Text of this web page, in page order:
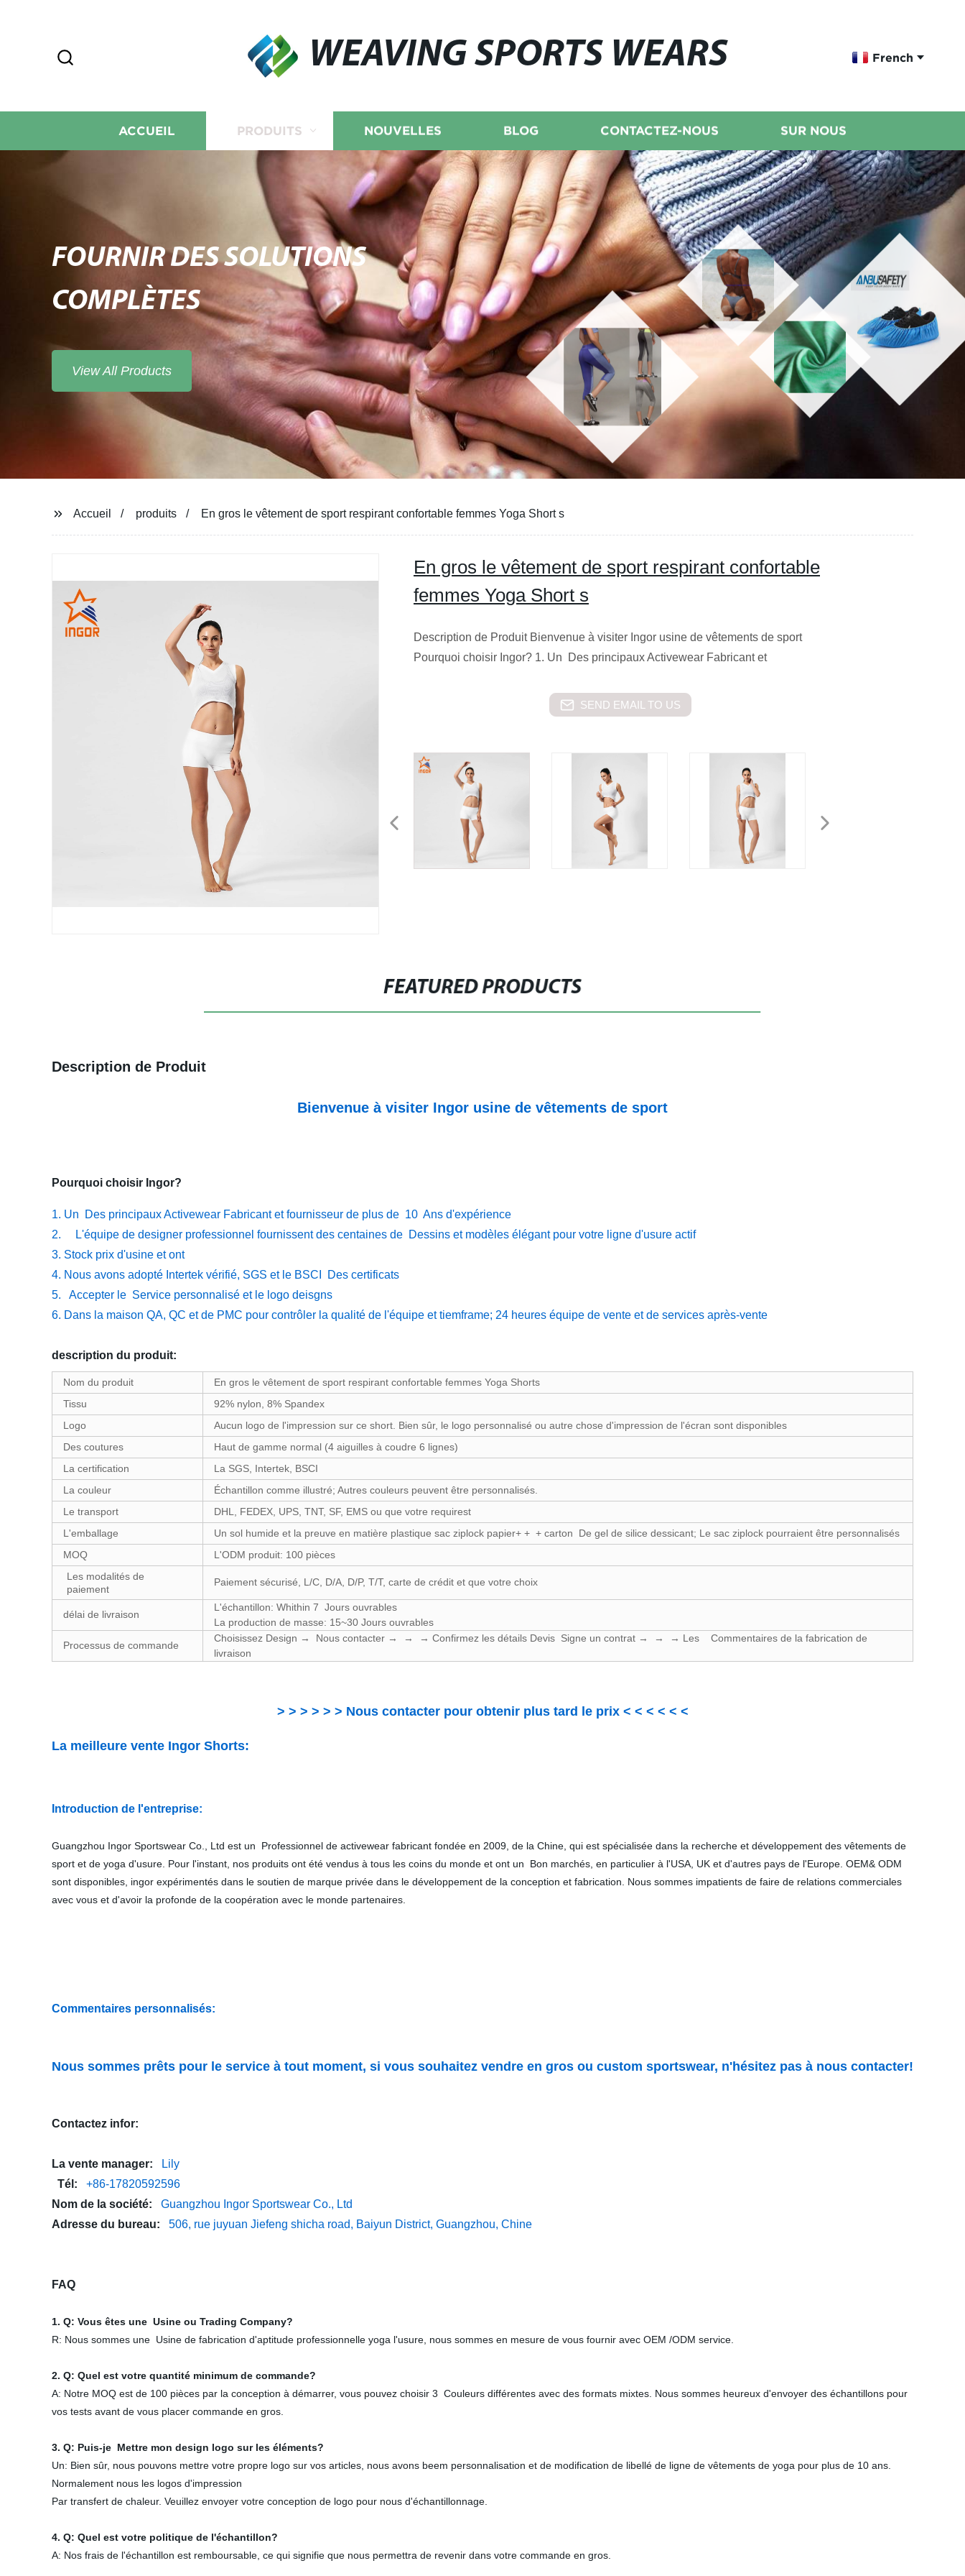
WEAVING SPORTS WEARS French
ACCUEIL PRODUITS NOUVELLES BLOG CONTACTEZ-NOUS SUR NOUS
FOURNIR DES SOLUTIONS
COMPLÈTES
View All Products
Accueil produits En gros le vêtement de sport respirant confortable femmes Yoga Short s
En gros le vêtement de sport respirant confortable
femmes Yoga Short s
Description de Produit Bienvenue à visiter Ingor usine de vêtements de sport
Pourquoi choisir Ingor? 1. Un Des principaux Activewear Fabricant et
SEND EMAIL TO US
FEATURED PRODUCTS
Description de Produit
Bienvenue à visiter Ingor usine de vêtements de sport
Pourquoi choisir Ingor?
1. Un Des principaux Activewear Fabricant et fournisseur de plus de 10 Ans d'expérience
2. L'équipe de designer professionnel fournissent des centaines de Dessins et modèles élégant pour votre ligne d'usure actif
3. Stock prix d'usine et ont
4. Nous avons adopté Intertek vérifié, SGS et le BSCI Des certificats
5. Accepter le Service personnalisé et le logo deisgns
6. Dans la maison QA, QC et de PMC pour contrôler la qualité de l'équipe et tiemframe; 24 heures équipe de vente et de services après-vente
description du produit:
Nom du produit
En gros le vêtement de sport respirant confortable femmes Yoga Shorts
Tissu
92% nylon, 8% Spandex
Logo
Aucun logo de l'impression sur ce short. Bien sûr, le logo personnalisé ou autre chose d'impression de l'écran sont disponibles
Des coutures
Haut de gamme normal (4 aiguilles à coudre 6 lignes)
La certification
La SGS, Intertek, BSCI
La couleur
Échantillon comme illustré; Autres couleurs peuvent être personnalisés.
Le transport
DHL, FEDEX, UPS, TNT, SF, EMS ou que votre requirest
L'emballage
Un sol humide et la preuve en matière plastique sac ziplock papier+ + + carton De gel de silice dessicant; Le sac ziplock pourraient être personnalisés
MOQ
L'ODM produit: 100 pièces
Les modalités de
paiement
Paiement sécurisé, L/C, D/A, D/P, T/T, carte de crédit et que votre choix
délai de livraison
L'échantillon: Whithin 7 Jours ouvrables
La production de masse: 15~30 Jours ouvrables
Processus de commande
Choisissez Design → Nous contacter → → → Confirmez les détails Devis Signe un contrat → → → Les Commentaires de la fabrication de
livraison
> > > > > > Nous contacter pour obtenir plus tard le prix < < < < < <
La meilleure vente Ingor Shorts:
Introduction de l'entreprise:
Guangzhou Ingor Sportswear Co., Ltd est un Professionnel de activewear fabricant fondée en 2009, de la Chine, qui est spécialisée dans la recherche et développement des vêtements de
sport et de yoga d'usure. Pour l'instant, nos produits ont été vendus à tous les coins du monde et ont un Bon marchés, en particulier à l'USA, UK et d'autres pays de l'Europe. OEM& ODM
sont disponibles, ingor expérimentés dans le soutien de marque privée dans le développement de la conception et fabrication. Nous sommes impatients de faire de relations commerciales
avec vous et d'avoir la profonde de la coopération avec le monde partenaires.
Commentaires personnalisés:
Nous sommes prêts pour le service à tout moment, si vous souhaitez vendre en gros ou custom sportswear, n'hésitez pas à nous contacter!
Contactez infor:
La vente manager:
Lily
Tél: +86-17820592596
Nom de la société: Guangzhou Ingor Sportswear Co., Ltd
Adresse du bureau: 506, rue juyuan Jiefeng shicha road, Baiyun District, Guangzhou, Chine
FAQ
1. Q: Vous êtes une Usine ou Trading Company?
R: Nous sommes une Usine de fabrication d'aptitude professionnelle yoga l'usure, nous sommes en mesure de vous fournir avec OEM /ODM service.
2. Q: Quel est votre quantité minimum de commande?
A: Notre MOQ est de 100 pièces par la conception à démarrer, vous pouvez choisir 3 Couleurs différentes avec des formats mixtes. Nous sommes heureux d'envoyer des échantillons pour
vos tests avant de vous placer commande en gros.
3. Q: Puis-je Mettre mon design logo sur les éléments?
Un: Bien sûr, nous pouvons mettre votre propre logo sur vos articles, nous avons beem personnalisation et de modification de libellé de ligne de vêtements de yoga pour plus de 10 ans.
Normalement nous les logos d'impression
Par transfert de chaleur. Veuillez envoyer votre conception de logo pour nous d'échantillonnage.
4. Q: Quel est votre politique de l'échantillon?
A: Nos frais de l'échantillon est remboursable, ce qui signifie que nous permettra de revenir dans votre commande en gros.